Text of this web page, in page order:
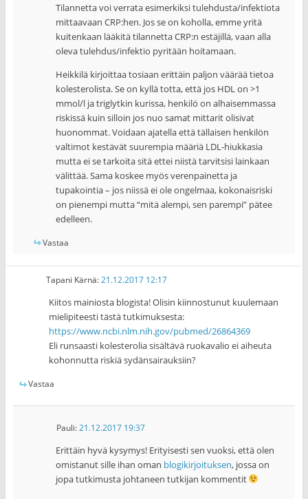
Tilannetta voi verrata esimerkiksi tulehdusta/infektiota
mittaavaan CRP:hen. Jos se on koholla, emme yritä
kuitenkaan lääkitä tilannetta CRP:n estäjillä, vaan alla
oleva tulehdus/infektio pyritään hoitamaan.
Heikkilä kirjoittaa tosiaan erittäin paljon väärää tietoa
kolesterolista. Se on kyllä totta, että jos HDL on >1
mmol/l ja triglytkin kurissa, henkilö on alhaisemmassa
riskissä kuin silloin jos nuo samat mittarit olisivat
huonommat. Voidaan ajatella että tällaisen henkilön
valtimot kestävät suurempia määriä LDL-hiukkasia
mutta ei se tarkoita sitä ettei niistä tarvitsisi lainkaan
välittää. Sama koskee myös verenpainetta ja
tupakointia – jos niissä ei ole ongelmaa, kokonaisriski
on pienempi mutta “mitä alempi, sen parempi” pätee
edelleen.
Vastaa
Tapani Kärnä:21.12.2017 12:17
Kiitos mainiosta blogista! Olisin kiinnostunut kuulemaan
mielipiteesti tästä tutkimuksesta:
https://www.ncbi.nlm.nih.gov/pubmed/26864369
Eli runsaasti kolesterolia sisältävä ruokavalio ei aiheuta
kohonnutta riskiä sydänsairauksiin?
Vastaa
Pauli:21.12.2017 19:37
Erittäin hyvä kysymys! Erityisesti sen vuoksi, että olen
omistanut sille ihan oman blogikirjoituksen, jossa on
jopa tutkimusta johtaneen tutkijan kommentit